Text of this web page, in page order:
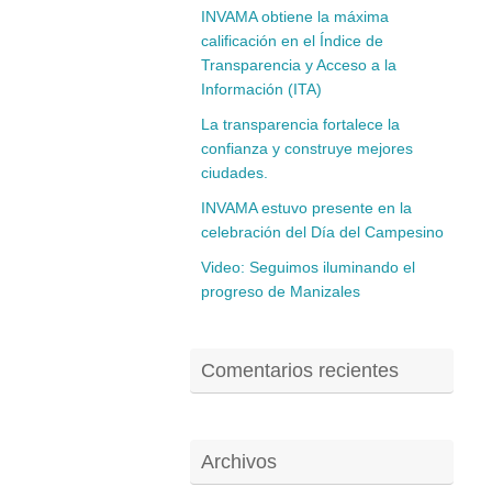
INVAMA obtiene la máxima
calificación en el Índice de
Transparencia y Acceso a la
Información (ITA)
La transparencia fortalece la
confianza y construye mejores
ciudades.
INVAMA estuvo presente en la
celebración del Día del Campesino
Video: Seguimos iluminando el
progreso de Manizales
Comentarios recientes
Archivos